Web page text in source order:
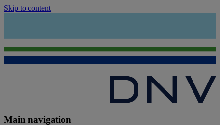
Skip to content
Main navigation